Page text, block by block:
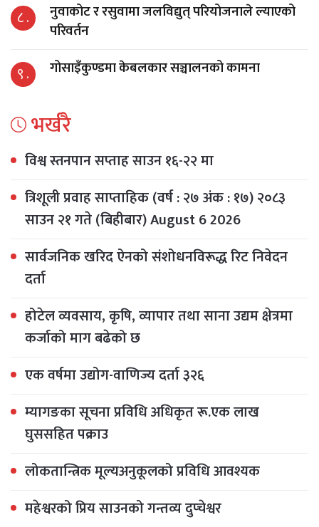
८ .
नुवाकोट र रसुवामा जलविद्युत् परियोजनाले ल्याएको
परिवर्तन
९ . गोसाइँकुण्डमा केबलकार सञ्चालनको कामना
भर्खरै
विश्व स्तनपान सप्ताह साउन १६-२२ मा
त्रिशूली प्रवाह साप्ताहिक (वर्ष : २७ अंक : १७) २०८३
साउन २१ गते (बिहीबार) August 6 2026
सार्वजनिक खरिद ऐनको संशोधनविरूद्ध रिट निवेदन
दर्ता
होटेल व्यवसाय, कृषि, व्यापार तथा साना उद्यम क्षेत्रमा
कर्जाको माग बढेको छ
एक वर्षमा उद्योग-वाणिज्य दर्ता ३२६
म्यागङका सूचना प्रविधि अधिकृत रू.एक लाख
घुससहित पक्राउ
लोकतान्त्रिक मूल्यअनुकूलको प्रविधि आवश्यक
महेश्वरको प्रिय साउनको गन्तव्य दुप्चेश्वर